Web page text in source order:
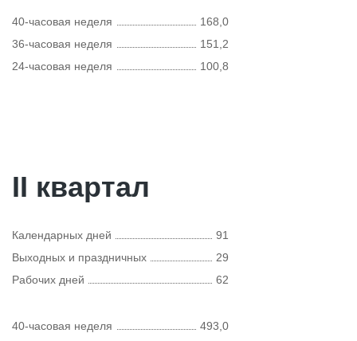
40-часовая неделя
168,0
36-часовая неделя
151,2
24-часовая неделя
100,8
II квартал
Календарных дней
91
Выходных и праздничных
29
Рабочих дней
62
40-часовая неделя
493,0